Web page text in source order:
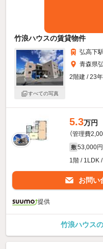
竹浪ハウスの賃貸物件
すべての写真
弘高下
青森県
2階建 / 23
5.3万円
（管理費
敷 53,000円
1階 / 1LDK
お問い
提供
竹浪ハウス